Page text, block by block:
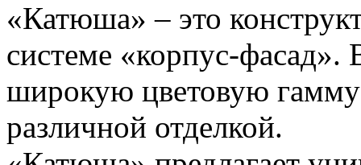
«Катюша» – это
системе «корпус-фасад».
широкую цветовую гамму
различной отделкой.